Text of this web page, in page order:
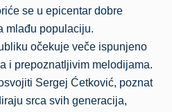
se u epicentar dobre
mlađu populaciju.
očekuje veče ispunjeno
i prepoznatljivim melodijama.
Sergej Ćetković, poznat
srca svih generacija,